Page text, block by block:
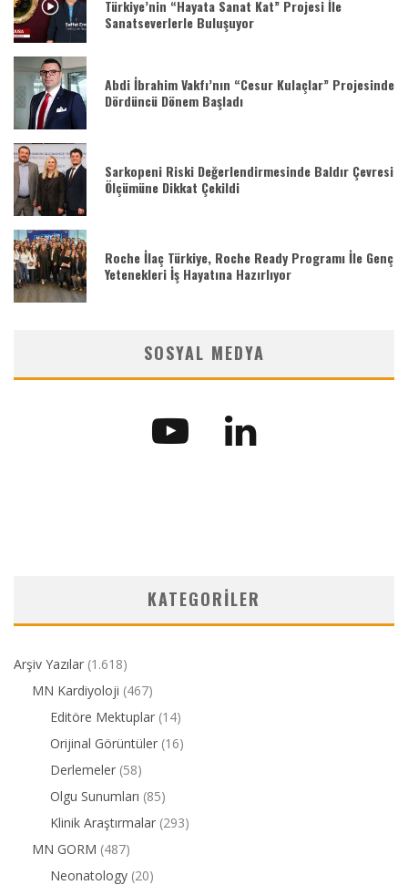
Türkiye’nin “Hayata Sanat Kat” Projesi İle
Sanatseverlerle Buluşuyor
Abdi İbrahim Vakfı’nın “Cesur Kulaçlar” Projesinde
Dördüncü Dönem Başladı
Sarkopeni Riski Değerlendirmesinde Baldır Çevresi
Ölçümüne Dikkat Çekildi
Roche İlaç Türkiye, Roche Ready Programı İle Genç
Yetenekleri İş Hayatına Hazırlıyor
SOSYAL MEDYA
KATEGORILER
Arşiv Yazılar (1.618)
MN Kardiyoloji (467)
Editöre Mektuplar (14)
Orijinal Görüntüler (16)
Derlemeler (58)
Olgu Sunumları (85)
Klinik Araştırmalar (293)
MN GORM (487)
Neonatology (20)